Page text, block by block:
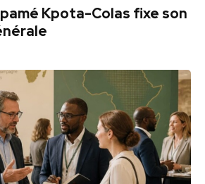
Kpota-Colas fixe son